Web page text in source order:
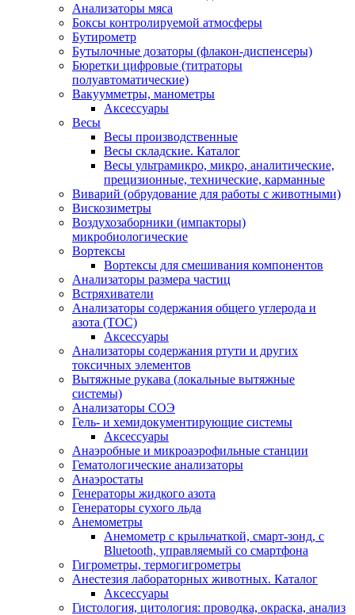
Анализаторы мяса
Боксы контролируемой атмосферы
Бутирометр
Бутылочные дозаторы (флакон-диспенсеры)
Бюретки цифровые (титраторы
полуавтоматические)
Вакуумметры, манометры
Аксессуары
Весы
Весы производственные
Весы складские. Каталог
Весы ультрамикро, микро, аналитические,
прецизионные, технические, карманные
Виварий (обрудование для работы с животными)
Вискозиметры
Воздухозаборники (импакторы)
микробиологические
Вортексы
Вортексы для смешивания компонентов
Анализаторы размера частиц
Встряхиватели
Анализаторы содержания общего углерода и
азота (ТОС)
Аксессуары
Анализаторы содержания ртути и других
токсичных элементов
Вытяжные рукава (локальные вытяжные
системы)
Анализаторы СОЭ
Гель- и хемидокументирующие системы
Аксессуары
Анаэробные и микроаэрофильные станции
Гематологические анализаторы
Анаэростаты
Генераторы жидкого азота
Генераторы сухого льда
Анемометры
Анемометр с крыльчаткой, смарт-зонд, с
Bluetooth, управляемый со смартфона
Гигрометры, термогигрометры
Анестезия лабораторных животных. Каталог
Аксессуары
Гистология, цитология: проводка, окраска, анализ